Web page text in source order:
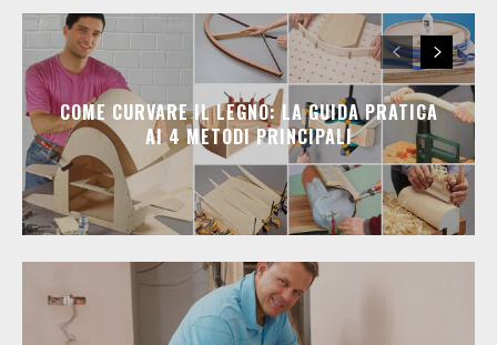
COME CURVARE IL LEGNO: LA GUIDA PRATICA
AI 4 METODI PRINCIPALI